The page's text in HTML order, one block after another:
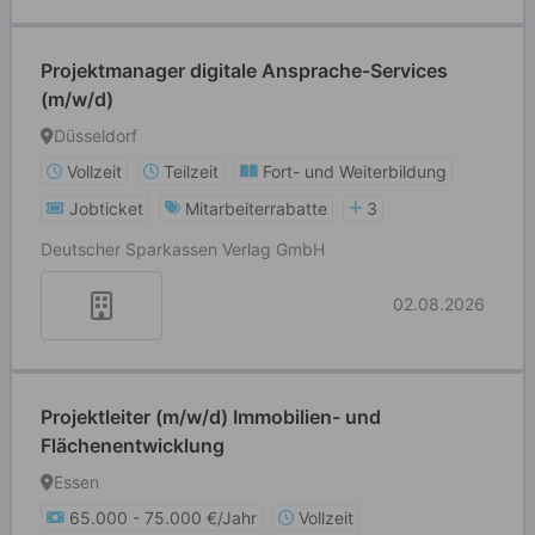
Projektmanager digitale Ansprache-Services
(m/w/d)
Düsseldorf
Vollzeit
Teilzeit
Fort- und Weiterbildung
Jobticket
Mitarbeiterrabatte
3
Deutscher Sparkassen Verlag GmbH
02.08.2026
Projektleiter (m/w/d) Immobilien- und
Flächenentwicklung
Essen
65.000 - 75.000 €/Jahr
Vollzeit